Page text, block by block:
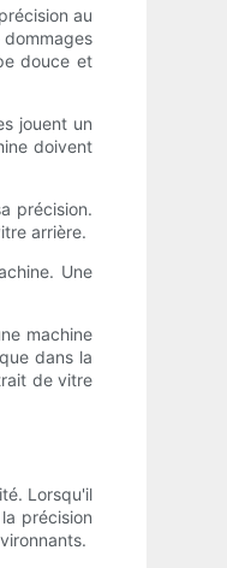
au
douce et
jouent un
doivent
précision.
arrière.
Une
machine
dans la
de vitre
Lorsqu'il
précision